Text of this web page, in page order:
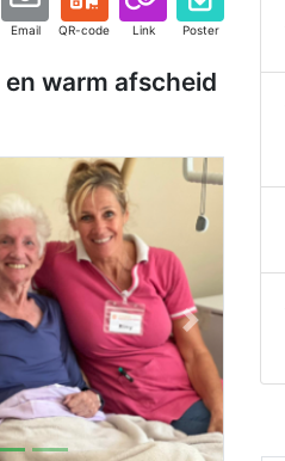
Email QR-code Link Poster
warm afscheid
Next